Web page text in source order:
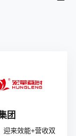
团
迎来效能+营收双